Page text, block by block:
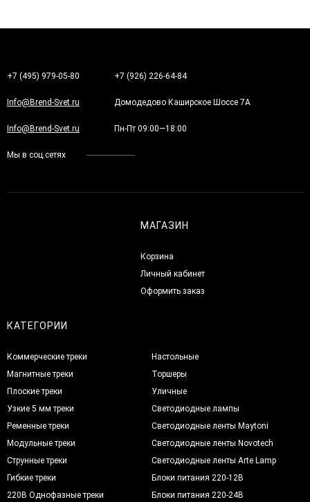
+7 (495) 979-05-80 +7 (926) 226-64-84
Info@Brend-Svet.ru Домодедово Каширское Шоссе 7А
Info@Brend-Svet.ru Пн-Пт 09:00—18:00
Мы в соц.сетях
МАГАЗИН
Корзина
Личный кабинет
Оформить заказ
КАТЕГОРИИ
Коммерческие треки
Магнитные треки
Плоские треки
Узкие 5 мм треки
Ременные треки
Модульные треки
Струнные треки
Гибкие треки
220В Однофазные треки
Настольные
Торшеры
Уличные
Светодиодные лампы
Светодиодные ленты Maytoni
Светодиодные ленты Novotech
Светодиодные ленты Arte Lamp
Блоки питания 220-12В
Блоки питания 220-24В